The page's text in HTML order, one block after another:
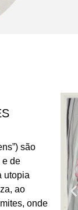
são
e de
utopia
ao
onde